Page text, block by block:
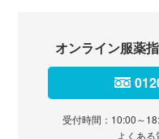
オンライン服薬
受付時間：10:00～
よくある